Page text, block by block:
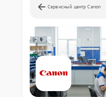
Сервисный центр Canon